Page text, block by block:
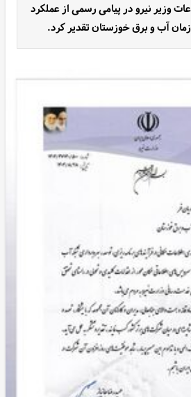
وزیر نیرو در پیامی رسمی از عملکرد
آب و برق خوزستان تقدیر کرد.